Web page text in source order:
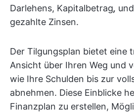
Darlehens, Kapitalbetrag,
gezahlte Zinsen.
Der Tilgungsplan bietet eine
Ansicht über Ihren Weg und
wie Ihre Schulden bis zur
abnehmen. Diese Einblicke
Finanzplan zu erstellen,